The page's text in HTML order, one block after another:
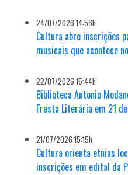
24/07/2026 14:56h
Cultura abre inscrições
musicais que acontece
22/07/2026 15:44h
Biblioteca Antonio
Fresta Literária em 21
21/07/2026 15:15h
Cultura orienta etnias
inscrições em edital da